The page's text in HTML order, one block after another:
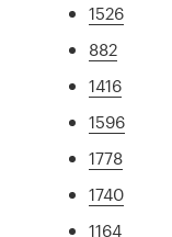
1526
882
1416
1596
1778
1740
1164